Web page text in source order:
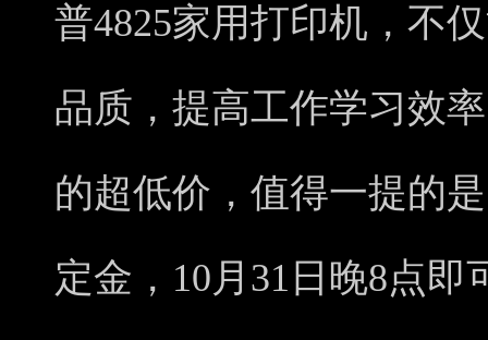
普4825家用打印机，不
品质，提高工作学习效
的超低价，值得一提的
定金，10月31日晚8点